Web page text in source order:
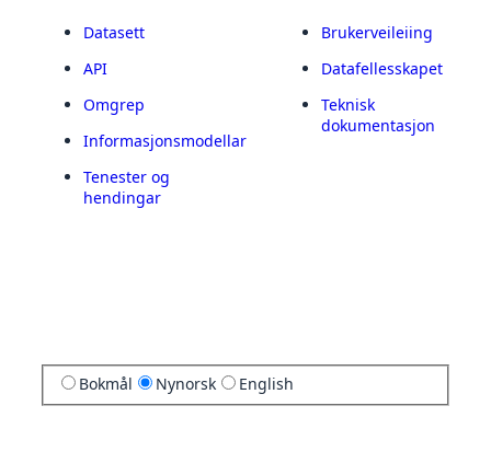
Datasett
API
Omgrep
Informasjonsmodellar
Tenester og
hendingar
Brukerveileiing
Datafellesskapet
Teknisk
dokumentasjon
Bokmål Nynorsk English